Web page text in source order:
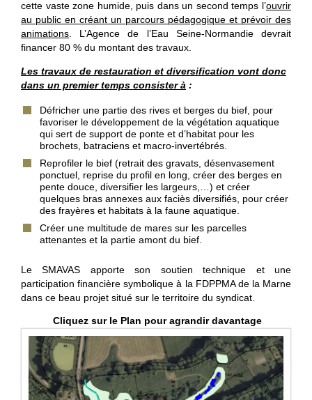
cette vaste zone humide, puis dans un second temps l’ouvrir
au public en créant un parcours pédagogique et prévoir des
animations. L’Agence de l’Eau Seine-Normandie devrait
financer 80 % du montant des travaux.
Les travaux de restauration et diversification vont donc
dans un premier temps consister à :
Défricher une partie des rives et berges du bief, pour
favoriser le développement de la végétation aquatique
qui sert de support de ponte et d’habitat pour les
brochets, batraciens et macro-invertébrés.
Reprofiler le bief (retrait des gravats, désenvasement
ponctuel, reprise du profil en long, créer des berges en
pente douce, diversifier les largeurs,…) et créer
quelques bras annexes aux faciès diversifiés, pour créer
des frayères et habitats à la faune aquatique.
Créer une multitude de mares sur les parcelles
attenantes et la partie amont du bief.
Le SMAVAS apporte son soutien technique et une
participation financière symbolique à la FDPPMA de la Marne
dans ce beau projet situé sur le territoire du syndicat.
Cliquez sur le Plan pour agrandir davantage